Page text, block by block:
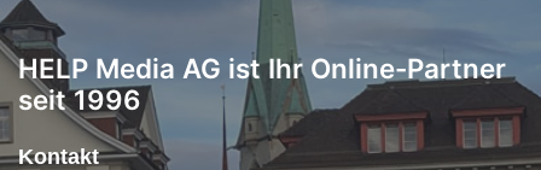
HELP Media AG ist Ihr Online-Partner
seit 1996
Kontakt